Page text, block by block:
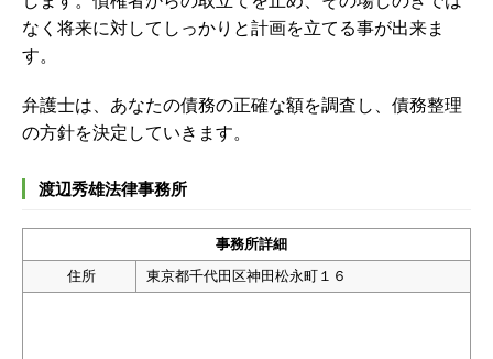
なく将来に対してしっかりと計画を立てる事が出来ま
す。
弁護士は、あなたの債務の正確な額を調査し、債務整理
の方針を決定していきます。
渡辺秀雄法律事務所
事務所詳細
住所
東京都千代田区神田松永町１６